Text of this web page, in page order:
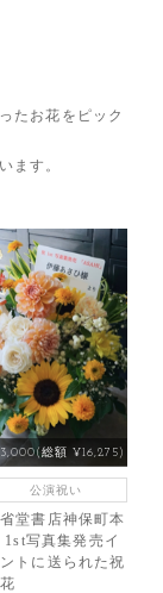
たお花をピック
ます。
総額 ¥16,275)
公演祝い
堂書店神保町本
1st写真集発売イ
トに送られた祝